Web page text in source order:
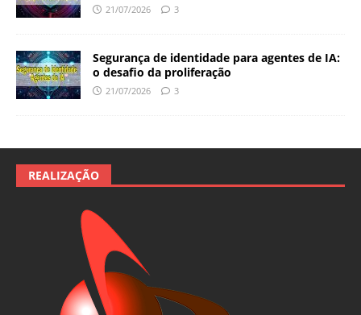
21/07/2026 3
Segurança de identidade para agentes de IA:
o desafio da proliferação
21/07/2026 3
REALIZAÇÃO